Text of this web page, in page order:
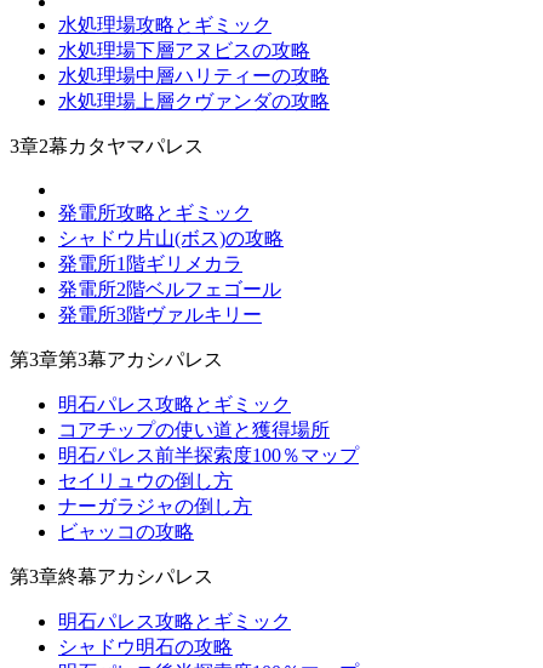
水処理場攻略とギミック
水処理場下層アヌビスの攻略
水処理場中層ハリティーの攻略
水処理場上層クヴァンダの攻略
3章2幕カタヤマパレス
発電所攻略とギミック
シャドウ片山(ボス)の攻略
発電所1階ギリメカラ
発電所2階ベルフェゴール
発電所3階ヴァルキリー
第3章第3幕アカシパレス
明石パレス攻略とギミック
コアチップの使い道と獲得場所
明石パレス前半探索度100％マップ
セイリュウの倒し方
ナーガラジャの倒し方
ビャッコの攻略
第3章終幕アカシパレス
明石パレス攻略とギミック
シャドウ明石の攻略